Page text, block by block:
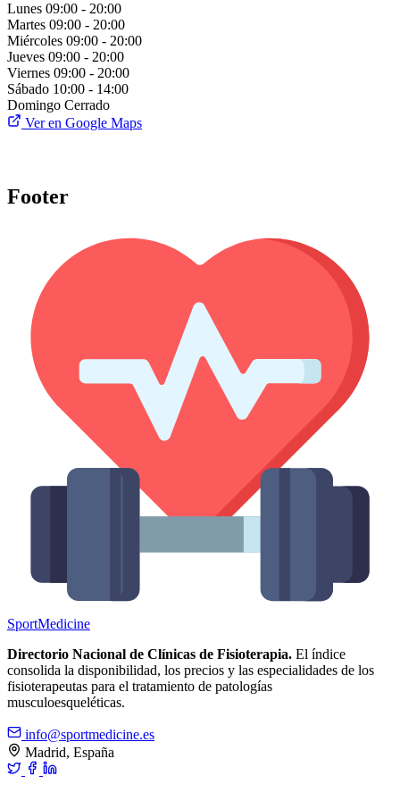
Lunes 09:00 - 20:00
Martes 09:00 - 20:00
Miércoles 09:00 - 20:00
Jueves 09:00 - 20:00
Viernes 09:00 - 20:00
Sábado 10:00 - 14:00
Domingo Cerrado
Ver en Google Maps
Footer
SportMedicine
Directorio Nacional de Clínicas de Fisioterapia. El índice
consolida la disponibilidad, los precios y las especialidades de los
fisioterapeutas para el tratamiento de patologías
musculoesqueléticas.
info@sportmedicine.es
Madrid, España